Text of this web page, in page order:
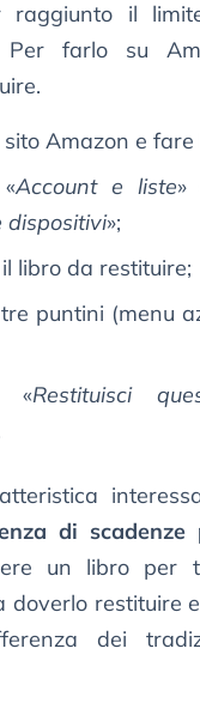
raggiunto il
Per farlo su
Amazon e fare
Account e liste»
dispositivi»;
libro da restituire;
puntini (menu
«Restituisci
di
un libro per
doverlo restituire
dei